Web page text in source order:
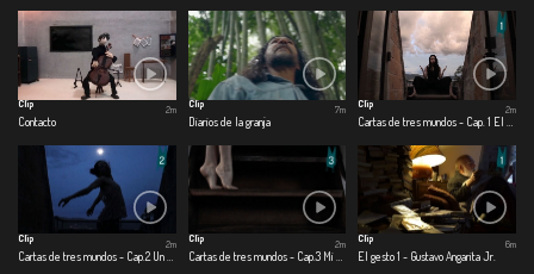
Clip
Contacto
2m
Clip
Diarios de la granja
7m
Clip
2m
Clip
2m
Clip
2m
Clip
El gesto 1 - Gustavo Angarita Jr.
6m